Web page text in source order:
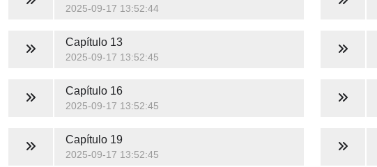
2025-09-17 13:52:44
Capítulo 13
2025-09-17 13:52:45
Capítulo 16
2025-09-17 13:52:45
Capítulo 19
2025-09-17 13:52:45